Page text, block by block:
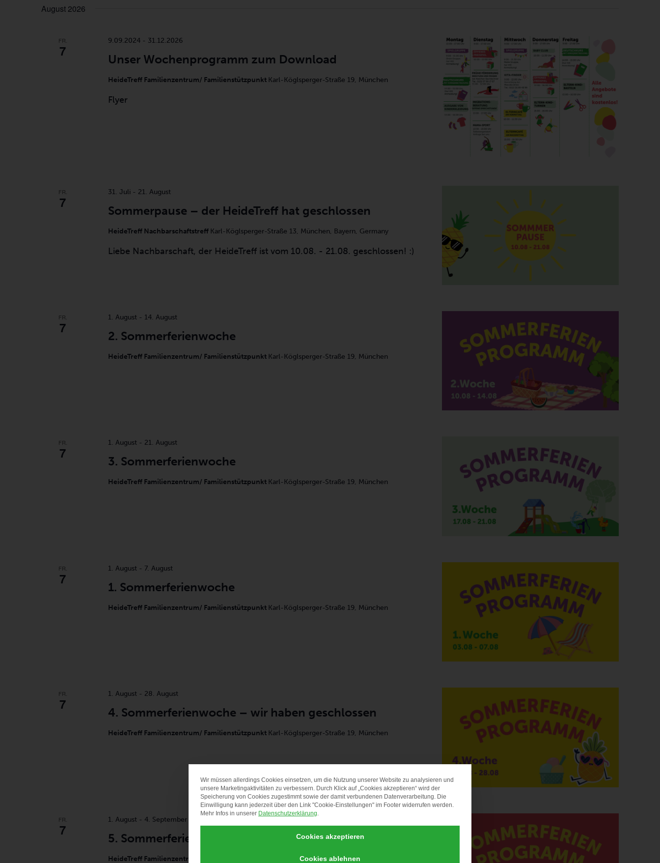
inputs
cause
August 2026
FR.
7
Unser Wochenprogramm zum Download
9.09.2024- 31.12.2026
HeideTreff Familienzentrum/ Familienstützpunkt Karl-Köglsperger-Straße 19, München
Flyer
FR.
7
Sommerpause – der HeideTreff hat geschlossen
31. Juli - 21. August
HeideTreff Nachbarschaftstreff Karl-Köglsperger-Straße 13, München, Bayern, Germany
Liebe Nachbarschaft, der HeideTreff ist vom 10.08. - 21.08. geschlossen! :)
FR.
7
2. Sommerferienwoche
1. August- 14. August
HeideTreff Familienzentrum/ Familienstützpunkt Karl-Köglsperger-Straße 19, München
FR.
7
3. Sommerferienwoche
1. August- 21. August
HeideTreff Familienzentrum/ Familienstützpunkt Karl-Köglsperger-Straße 19, München
FR.
7
1. Sommerferienwoche
1. August- 7. August
HeideTreff Familienzentrum/ Familienstützpunkt Karl-Köglsperger-Straße 19, München
FR.
7
4. Sommerferienwoche – wir haben geschlossen
1. August- 28. August
HeideTreff Familienzentrum/ Familienstützpunkt Karl-Köglsperger-Straße 19, München
FR.
7
5. Sommerferienwoche
1. August- 4. September
HeideTreff Familienzentrum/ Familienstützpunkt Karl-Köglsperger-Straße 19, München
DATENSCHUTZ-PRÄFERENZ
Wir müssen allerdings Cookies einsetzen, um die Nutzung unserer Website zu analysieren und
unsere Marketingaktivitäten zu verbessern. Durch Klick auf „Cookies akzeptieren“ wird der
Speicherung von Cookies zugestimmt sowie der damit verbundenen Datenverarbeitung. Die
Einwilligung kann jederzeit über den Link "Cookie-Einstellungen" im Footer widerrufen werden.
Mehr Infos in unserer Datenschutzerklärung.
Cookies akzeptieren
Cookies ablehnen